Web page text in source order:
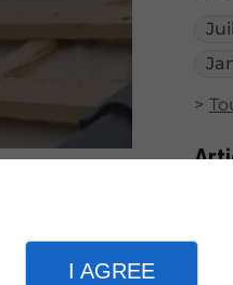
I AGREE
à nos
pratiques